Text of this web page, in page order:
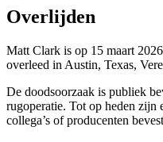
Overlijden
Matt Clark is op 15 maart
overleed in Austin, Texas,
De doodsoorzaak is publiek
rugoperatie. Tot op heden zijn
collega’s of producenten